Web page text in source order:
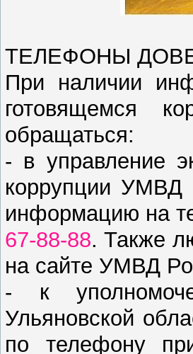
ТЕЛЕФОНЫ
При наличии
готовящемся
обращаться:
- в управление
коррупции УМВД
информацию на
67-88-88. Также
на сайте УМВД
- к
Ульяновской
по телефону